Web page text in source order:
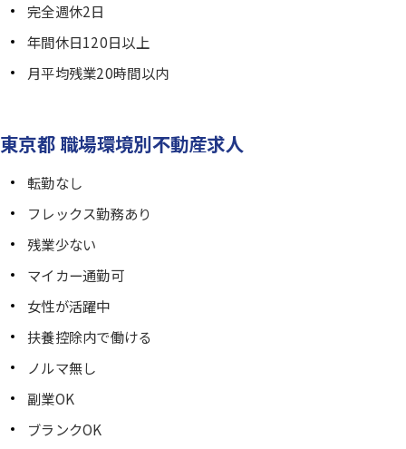
完全週休2日
年間休日120日以上
月平均残業20時間以内
東京都 職場環境別不動産求人
転勤なし
フレックス勤務あり
残業少ない
マイカー通勤可
女性が活躍中
扶養控除内で働ける
ノルマ無し
副業OK
ブランクOK